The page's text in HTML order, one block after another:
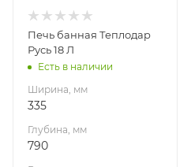
Нержавеющая
сталь
Вид топлива
Диаметр дымохода,
115
Печь банная Теплодар
Русь 18 Л
Есть в наличии
Ширина, мм
335
Глубина, мм
790